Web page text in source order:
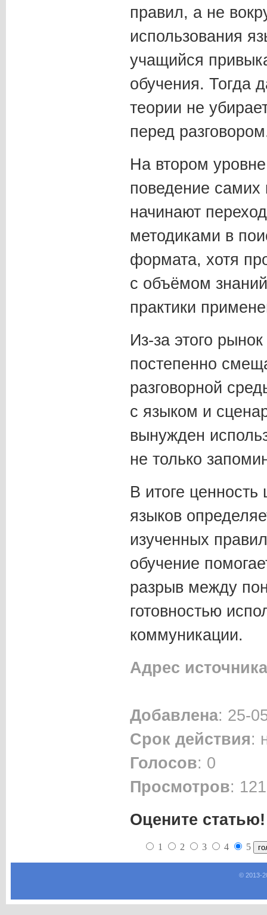
правил, а не
использования
учащийся
обучения. Тогда
теории не
перед
На втором
поведение
начинают
методиками в
формата, хотя
с объёмом
практики
Из-за этого
постепенно
разговорной
с языком и
вынужден
не только
В итоге
языков
изученных
обучение
разрыв между
готовностью
коммуникации.
Адрес источника
Добавлена: 25-
Срок действия:
Голосов: 0
Просмотров: 121
Оцените статью!
1 2 3 4 5
© 2013-